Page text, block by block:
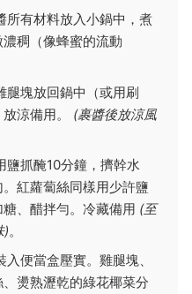
所有材料放入小鍋中，煮
稠（像蜂蜜的流動
腿塊放回鍋中（或用刷
涼備用。 (裹醬後放涼風
鹽抓醃10分鐘，擠幹水
紅蘿蔔絲同樣用少許鹽
、醋拌勻。冷藏備用 (至
)。
入便當盒壓實。雞腿塊、
燙熟瀝乾的綠花椰菜分